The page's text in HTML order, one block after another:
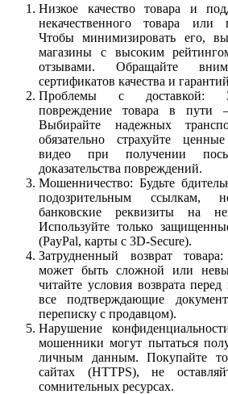
Низкое качество товара и
некачественного товара или
Чтобы минимизировать его,
магазины с высоким
отзывами. Обращайте
сертификатов качества и
Проблемы с доставкой:
повреждение товара в пути
Выбирайте надежных
обязательно страхуйте
видео при получении
доказательства повреждений.
Мошенничество: Будьте
подозрительным ссылкам,
банковские реквизиты на
Используйте только
(PayPal, карты с 3D-Secure).
Затрудненный возврат
может быть сложной или
читайте условия возврата
все подтверждающие
переписку с продавцом).
Нарушение
мошенники могут пытаться
личным данным. Покупайте
сайтах (HTTPS), не
сомнительных ресурсах.